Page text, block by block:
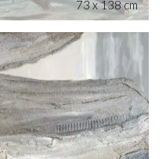
73 x 138 cm